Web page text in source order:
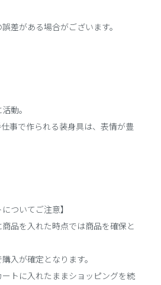
差がある場合がございます。
動。
事で作られる装身具は、表情が豊
ついてご注意】
品を入れた時点では商品を確保と
入が確定となります。
トに入れたままショッピングを続